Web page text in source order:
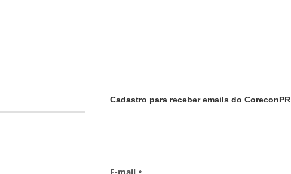
Cadastro para receber emails do CoreconPR